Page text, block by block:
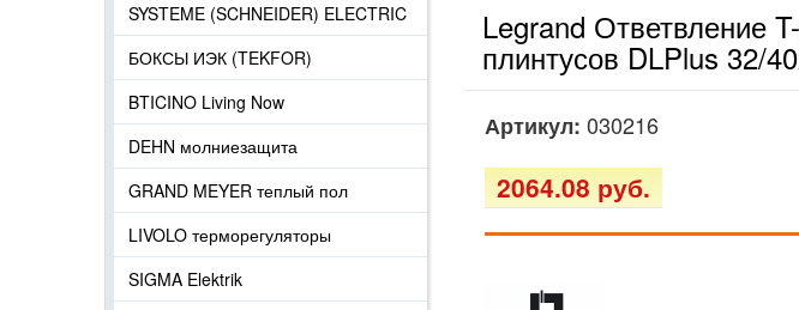
SYSTEME (SCHNEIDER) ELECTRIC
БОКСЫ ИЭК (TEKFOR)
BTICINO Living Now
DEHN молниезащита
GRAND MEYER теплый пол
LIVOLO терморегуляторы
SIGMA Elektrik
Legrand Ответвление
плинтусов DLPlus 32/
Артикул: 030216
2064.08 руб.